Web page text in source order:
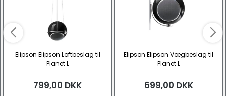
Elipson Elipson Loftbeslag til
Planet L
799,00 DKK
Elipson Elipson Vægbeslag til
Planet L
699,00 DKK